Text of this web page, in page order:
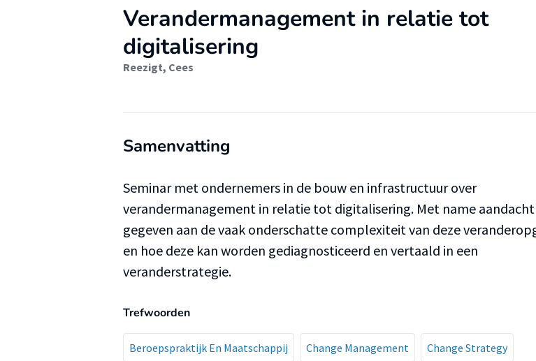
Verandermanagement in relatie tot
digitalisering
Reezigt, Cees
Samenvatting
Seminar met ondernemers in de bouw en infrastructuur over
verandermanagement in relatie tot digitalisering. Met name aandacht
gegeven aan de vaak onderschatte complexiteit van deze
en hoe deze kan worden gediagnosticeerd en vertaald in een
veranderstrategie.
Trefwoorden
Beroepspraktijk En Maatschappij Change Management Change Strategy